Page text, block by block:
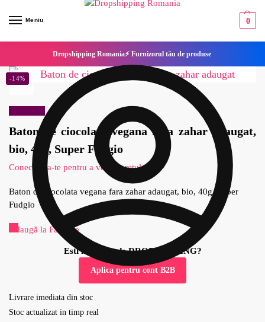
Meniu 0
Dropshipping Romania⚡ Furnizorul tău de produse
Baton de ciocolata vegana fara zahar adaugat,
bio, 40g, Super Fudgio
Conecteaza-te pentru a vedea pretul
-14%
Baton de ciocolata vegana fara zahar adaugat, bio, 40g, Super
Fudgio
Adaugă la Favorite
Esti interesat de DROPSHIPPING?
Aplica pentru cont B2B
Livrare imediata din stoc
Stoc actualizat in timp real